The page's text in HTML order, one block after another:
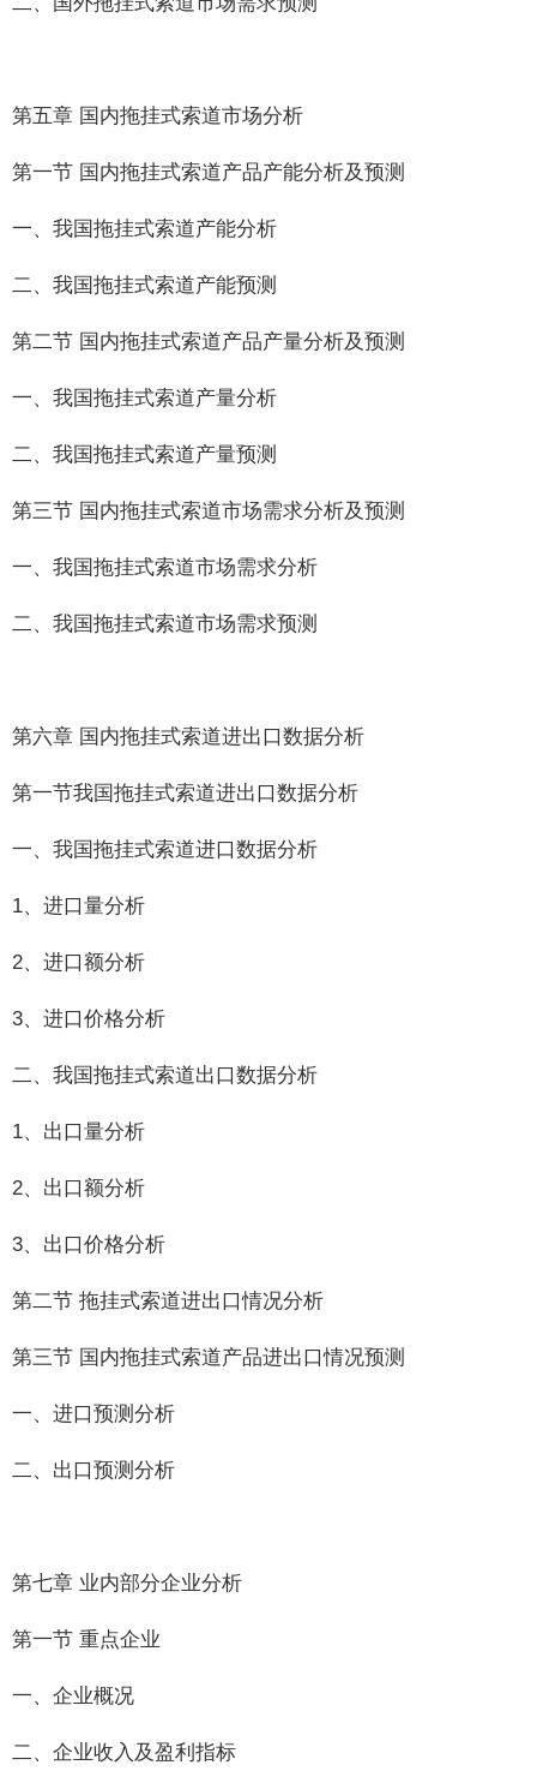
第五章 国内拖挂式索道市场分析
第一节 国内拖挂式索道产品产能分析及预测
一、我国拖挂式索道产能分析
二、我国拖挂式索道产能预测
第二节 国内拖挂式索道产品产量分析及预测
一、我国拖挂式索道产量分析
二、我国拖挂式索道产量预测
第三节 国内拖挂式索道市场需求分析及预测
一、我国拖挂式索道市场需求分析
二、我国拖挂式索道市场需求预测
第六章 国内拖挂式索道进出口数据分析
第一节我国拖挂式索道进出口数据分析
一、我国拖挂式索道进口数据分析
1、进口量分析
2、进口额分析
3、进口价格分析
二、我国拖挂式索道出口数据分析
1、出口量分析
2、出口额分析
3、出口价格分析
第二节 拖挂式索道进出口情况分析
第三节 国内拖挂式索道产品进出口情况预测
一、进口预测分析
二、出口预测分析
第七章 业内部分企业分析
第一节 重点企业
一、企业概况
二、企业收入及盈利指标